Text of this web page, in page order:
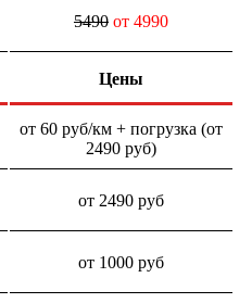
5490от 4990
Цены
от 60 руб/км + погрузка (от
2490 руб)
от 2490 руб
от 1000 руб